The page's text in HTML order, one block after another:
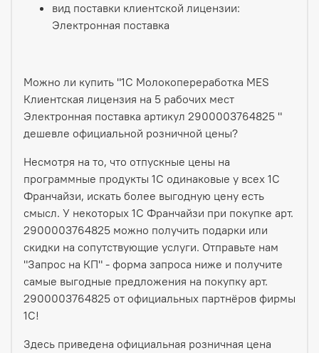
вид поставки клиентской лицензии:
Электронная поставка
Можно ли купить "1С Молокопереработка MES
Клиентская лицензия на 5 рабочих мест
Электронная поставка артикул 2900003764825 "
дешевле официальной розничной цены?
Несмотря на то, что отпускные цены на
программные продукты 1С одинаковые у всех 1С
Франчайзи, искать более выгодную цену есть
смысл. У некоторых 1С Франчайзи при покупке арт.
2900003764825 можно получить подарки или
скидки на сопутствующие услуги. Отправьте нам
"Запрос на КП" - форма запроса ниже и получите
самые выгодные предложения на покупку арт.
2900003764825 от официальных партнёров фирмы
1С!
Здесь приведена официальная розничная цена